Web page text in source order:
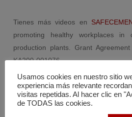
Tienes más videos en
promoting healthy workplaces in
production plants. Grant
KA200-001076.
This project has been funded with
Commission.
Usamos cookies en nuestro sitio
experiencia más relevante
visitas repetidas. Al hacer clic en
de TODAS las cookies.